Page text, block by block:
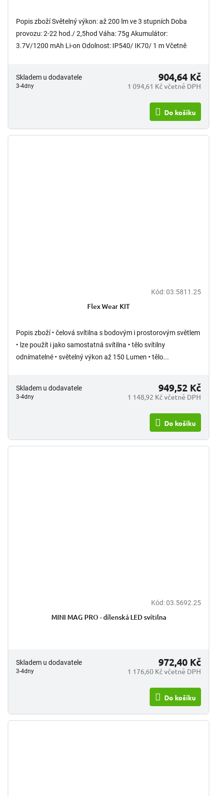
Popis zboží Světelný výkon: až 200 lm ve 3 stupních Doba
provozu: 2-22 hod./ 2,5hod Váha: 75g Akumulátor:
3.7V/1200 mAh Li-on Odolnost: IP540/ IK70/ 1 m Včetně
Skladem u dodavatele
3-4dny 1 094,61 Kč včetně DPH
904,64 Kč
Do košíku
Kód:03.5811.25
Flex Wear KIT
Popis zboží • čelová svítilna s bodovým i prostorovým světlem
• lze použít i jako samostatná svítilna • tělo svítilny
odnímatelné • světelný výkon až 150 Lumen • tělo...
Skladem u dodavatele
3-4dny 1 148,92 Kč včetně DPH
949,52 Kč
Do košíku
Kód:03.5692.25
MINI MAG PRO - dílenská LED svítilna
Skladem u dodavatele
3-4dny 1 176,60 Kč včetně DPH
972,40 Kč
Do košíku